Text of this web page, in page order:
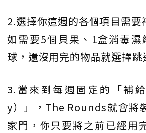
2.選擇你這週的各個項目需要
如需要5個貝果、1盒消毒濕
球，還沒用完的物品就選擇跳
3.當來到每週固定的「補
y）」，The Rounds就會將
家門，你只要將之前已經用